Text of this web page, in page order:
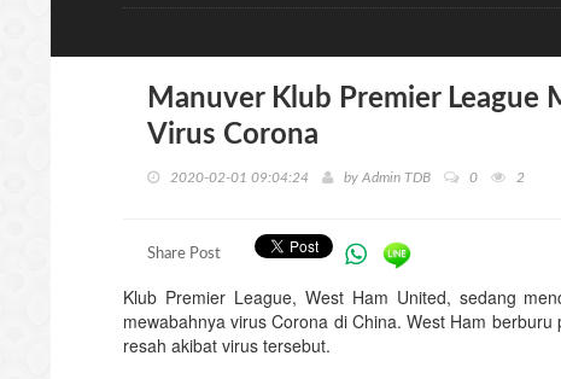
Manuver Klub Premier League
Virus Corona
2020-02-01 09:04:24 by Admin TDB 0 2
Share Post
Klub Premier League, West Ham United, sedang
mewabahnya virus Corona di China. West Ham
resah akibat virus tersebut.